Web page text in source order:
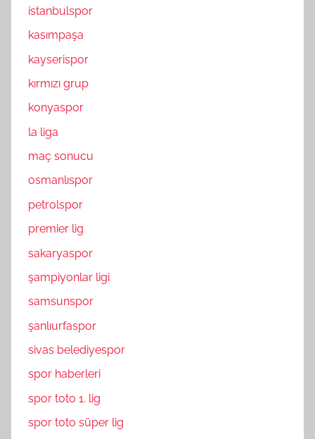
istanbulspor
kasımpaşa
kayserispor
kırmızı grup
konyaspor
la liga
maç sonucu
osmanlıspor
petrolspor
premier lig
sakaryaspor
şampiyonlar ligi
samsunspor
şanlıurfaspor
sivas belediyespor
spor haberleri
spor toto 1. lig
spor toto süper lig